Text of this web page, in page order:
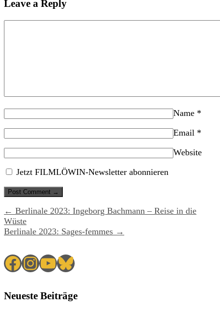
Leave a Reply
Name *
Email *
Website
Jetzt FILMLÖWIN-Newsletter abonnieren
← Berlinale 2023: Ingeborg Bachmann – Reise in die
Wüste
Berlinale 2023: Sages-femmes →
Facebook
Instagram
YouTube
Bluesky
Neueste Beiträge